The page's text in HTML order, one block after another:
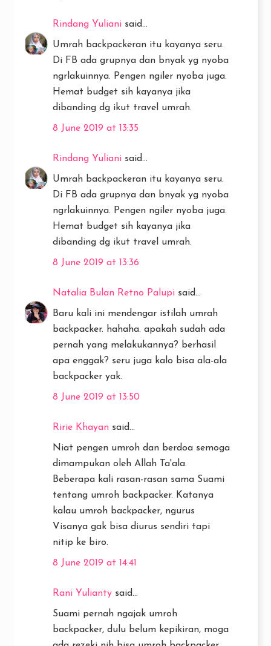
Rindang Yuliani said...
Umrah backpackeran itu kayanya seru.
Di FB ada grupnya dan bnyak yg nyoba
ngrlakuinnya. Pengen ngiler nyoba juga.
Hemat budget sih kayanya jika
dibanding dg ikut travel umrah.
8 June 2019 at 13:35
Rindang Yuliani said...
Umrah backpackeran itu kayanya seru.
Di FB ada grupnya dan bnyak yg nyoba
ngrlakuinnya. Pengen ngiler nyoba juga.
Hemat budget sih kayanya jika
dibanding dg ikut travel umrah.
8 June 2019 at 13:36
Natalia Bulan Retno Palupi said...
Baru kali ini mendengar istilah umrah
backpacker. hahaha. apakah sudah ada
pernah yang melakukannya? berhasil
apa enggak? seru juga kalo bisa ala-ala
backpacker yak.
8 June 2019 at 13:50
Ririe Khayan said...
Niat pengen umroh dan berdoa semoga
dimampukan oleh Allah Ta'ala.
Beberapa kali rasan-rasan sama Suami
tentang umroh backpacker. Katanya
kalau umroh backpacker, ngurus
Visanya gak bisa diurus sendiri tapi
nitip ke biro.
8 June 2019 at 14:41
Rani Yulianty said...
Suami pernah ngajak umroh
backpacker, dulu belum kepikiran, moga